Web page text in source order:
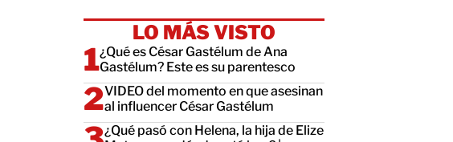
LO MÁS VISTO
¿Qué es César Gastélum de Ana
Gastélum? Este es su parentesco
VIDEO del momento en que asesinan
al influencer César Gastélum
¿Qué pasó con Helena, la hija de Elize